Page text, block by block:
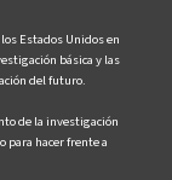
Estados Unidos en
básica y las
del futuro.
de la investigación
para hacer frente a